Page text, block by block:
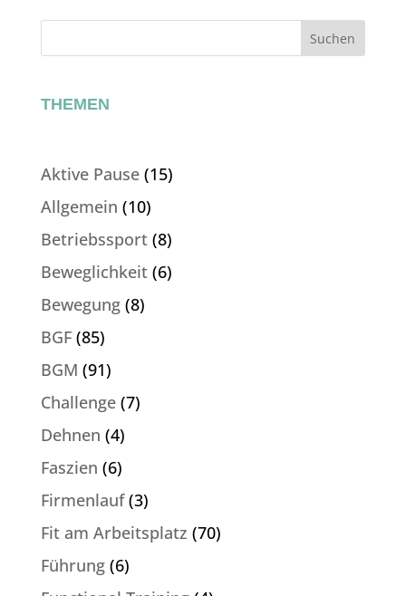
Suchen
THEMEN
Aktive Pause(15)
Allgemein (10)
Betriebssport(8)
Beweglichkeit(6)
Bewegung(8)
BGF(85)
BGM (91)
Challenge(7)
Dehnen (4)
Faszien (6)
Firmenlauf(3)
Fit am Arbeitsplatz (70)
Führung(6)